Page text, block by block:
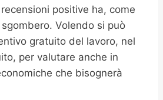
positive ha, come
Volendo si può
gratuito del lavoro, nel
per valutare anche in
che bisognerà